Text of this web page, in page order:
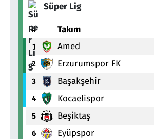
Süper Lig
# Takım
1 Amed
2 Erzurumspor FK
3 Başakşehir
4 Kocaelispor
5 Beşiktaş
6 Eyüpspor